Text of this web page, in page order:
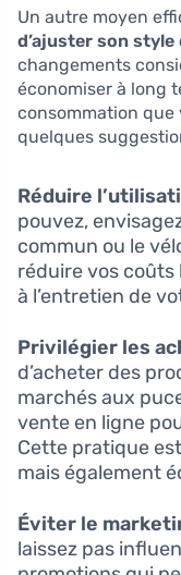
Un autre moyen
d’ajuster son style
changements
économiser à long
consommation que
quelques
Réduire
pouvez,
commun ou le
réduire vos coûts
à l’entretien de
Privilégier les
d’acheter des
marchés aux
vente en ligne
Cette pratique
mais également
Éviter le
laissez pas